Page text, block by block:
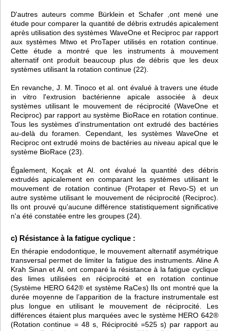
D'autres auteurs comme Bürklein et Schafer ,ont mené une
étude pour comparer la quantité de débris extrudés apicalement
après utilisation des systèmes WaveOne et Reciproc par rapport
aux systèmes Mtwo et ProTaper utilisés en rotation continue.
Cette étude a montré que les instruments à mouvement
alternatif ont produit beaucoup plus de débris que les deux
systèmes utilisant la rotation continue (22).
En revanche, J. M. Tinoco et al. ont évalué à travers une étude
in vitro l'extrusion bactérienne apicale associée à deux
systèmes utilisant le mouvement de réciprocité (WaveOne et
Reciproc) par rapport au système BioRace en rotation continue.
Tous les systèmes d'instrumentation ont extrudé des bactéries
au-delà du foramen. Cependant, les systèmes WaveOne et
Reciproc ont extrudé moins de bactéries au niveau apical que le
système BioRace (23).
Également, Koçak et Al. ont évalué la quantité des débris
extrudés apicalement en comparant les systèmes utilisant le
mouvement de rotation continue (Protaper et Revo-S) et un
autre système utilisant le mouvement de réciprocité (Reciproc).
Ils ont prouvé qu’aucune différence statistiquement significative
n'a été constatée entre les groupes (24).
c) Résistance à la fatigue cyclique :
En thérapie endodontique, le mouvement alternatif asymétrique
transversal permet de limiter la fatigue des instruments. Aline A
Krah Sinan et Al. ont comparé la résistance à la fatigue cyclique
des limes utilisées en réciprocité et en rotation continue
(Système HERO 642® et système RaCes) Ils ont montré que la
durée moyenne de l’apparition de la fracture instrumentale est
plus longue en utilisant le mouvement de réciprocité. Les
différences étaient plus marquées avec le système HERO 642®
(Rotation continue = 48 s, Réciprocité =525 s) par rapport au